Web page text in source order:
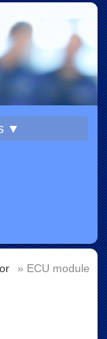
▼
» ECU module